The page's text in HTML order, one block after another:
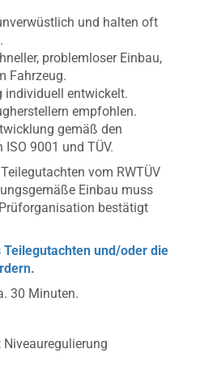
und halten oft
problemloser Einbau,
Fahrzeug.
individuell entwickelt.
empfohlen.
gemäß den
9001 und TÜV.
vom RWTÜV
Einbau muss
bestätigt
Teilegutachten und/oder die
30 Minuten.